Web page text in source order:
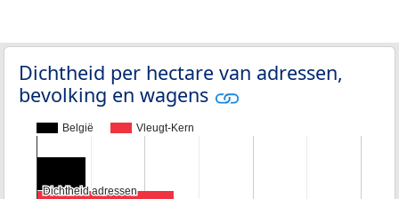
Dichtheid per hectare van adressen,
bevolking en wagens
België Vleugt-Kern
Dichtheid adressen
Dichtheid adressen